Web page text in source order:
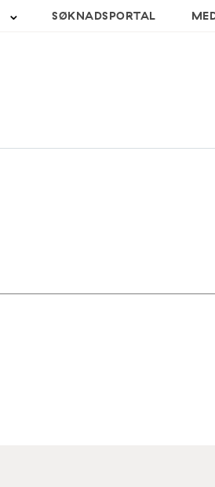
SØKNADSPORTAL